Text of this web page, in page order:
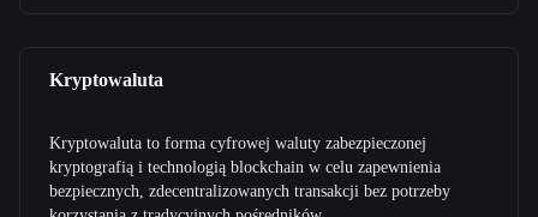
Kryptowaluta
Kryptowaluta to forma cyfrowej waluty zabezpieczonej
kryptografią i technologią blockchain w celu zapewnienia
bezpiecznych, zdecentralizowanych transakcji bez potrzeby